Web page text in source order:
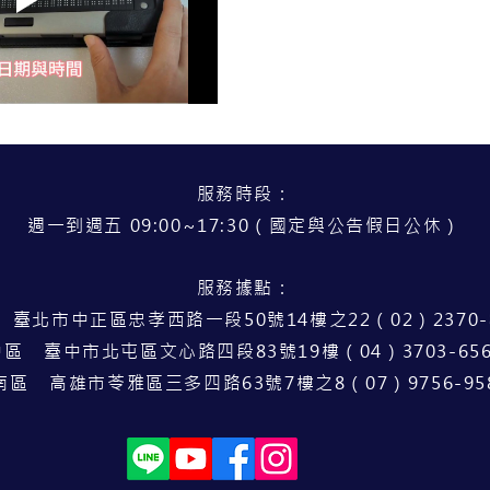
服務時段：
週一到週五 09:00~17:30（國定與公告假日公休）
服務據點：
北市中正區忠孝西路一段50號14樓之22（02）
區 臺中市北屯區文心路四段83號19樓（04）3703-
區 高雄市苓雅區三多四路63號7樓之8（07）9756-